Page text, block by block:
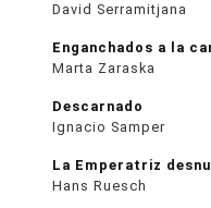
David Serramitjana
Enganchados a la
Marta Zaraska
Descarnado
Ignacio Samper
La Emperatriz
Hans Ruesch